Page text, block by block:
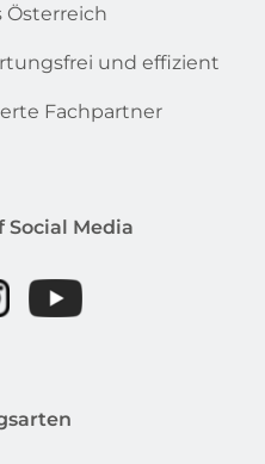
Österreich
und effizient
Fachpartner
Social Media